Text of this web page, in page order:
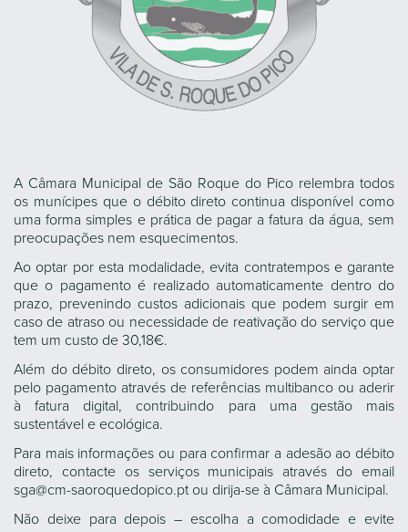
A Câmara Municipal de São Roque do Pico relembra todos
os munícipes que o débito direto continua disponível como
uma forma simples e prática de pagar a fatura da água, sem
preocupações nem esquecimentos.
Ao optar por esta modalidade, evita contratempos e garante
que o pagamento é realizado automaticamente dentro do
prazo, prevenindo custos adicionais que podem surgir em
caso de atraso ou necessidade de reativação do serviço que
tem um custo de 30,18€.
Além do débito direto, os consumidores podem ainda optar
pelo pagamento através de referências multibanco ou aderir
à fatura digital, contribuindo para uma gestão mais
sustentável e ecológica.
Para mais informações ou para confirmar a adesão ao débito
direto, contacte os serviços municipais através do email
sga@cm-saoroquedopico.pt ou dirija-se à Câmara Municipal.
Não deixe para depois – escolha a comodidade e evite